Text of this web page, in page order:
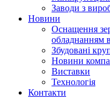
Заводи з
Новини
Оснащення
Збудовані
Новини
Виставки
Технологія
Контакти